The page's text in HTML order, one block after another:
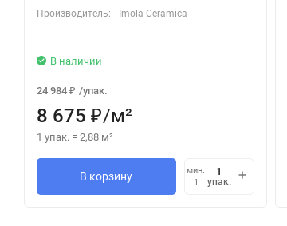
Производитель: Imola Ceramica
В наличии
24 984 ₽ /упак.
8 675 ₽/м²
1 упак. = 2,88 м²
В корзину
мин.
1
упак.